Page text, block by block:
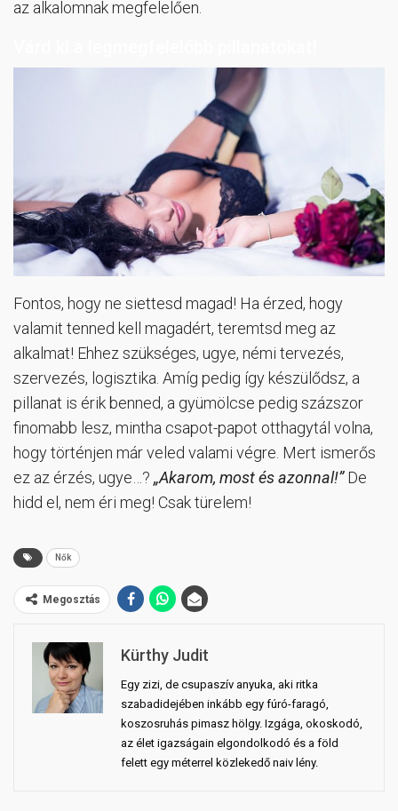
az alkalomnak megfelelően.
Fontos, hogy ne siettesd magad! Ha érzed, hogy
valamit tenned kell magadért, teremtsd meg az
alkalmat! Ehhez szükséges, ugye, némi tervezés,
szervezés, logisztika. Amíg pedig így készülődsz, a
pillanat is érik benned, a gyümölcse pedig százszor
finomabb lesz, mintha csapot-papot otthagytál volna,
hogy történjen már veled valami végre. Mert ismerős
ez az érzés, ugye…? „Akarom, most és azonnal!”De
hidd el, nem éri meg! Csak türelem!
Nők
Megosztás
Kürthy Judit
Egy zizi, de csupaszív anyuka, aki ritka
szabadidejében inkább egy fúró-faragó,
koszosruhás pimasz hölgy. Izgága, okoskodó,
az élet igazságain elgondolkodó és a föld
felett egy méterrel közlekedő naiv lény.